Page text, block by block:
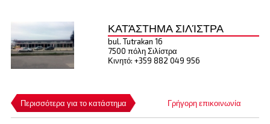
Περισσότερα για το κατάστημα Γρήγορη επικοινωνία
ΚΑΤΆΣΤΗΜΑ ΣΙΛΊΣΤΡΑ
bul. Tutrakan 16
7500 πόλη Σιλίστρα
Κινητό: +359 882 049 956